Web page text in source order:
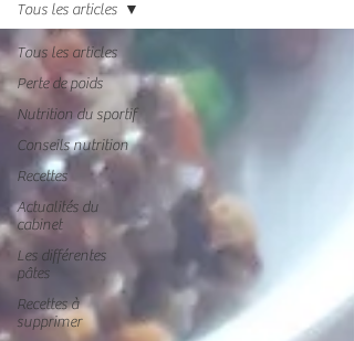
Tous les articles
Perte de poids
Nutrition du sportif
Conseils nutrition
Recettes
Actualités du
cabinet
Les différentes
pâtes
Recettes à
supprimer
Tous les articles